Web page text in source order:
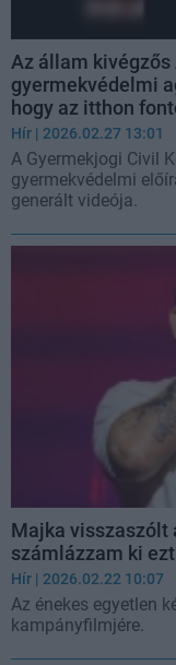
Az állam
gyermekvédelmi
hogy az itthon
Hír | 2026.02.27 13:01
A Gyermekjogi Civil
gyermekvédelmi
generált videója.
Majka visszaszólt
számlázzam ki
Hír | 2026.02.22 10:07
Az énekes egyetlen
kampányfilmjére.